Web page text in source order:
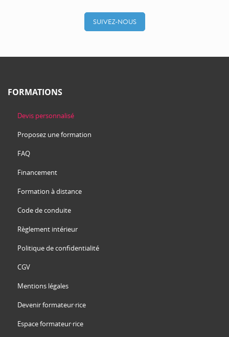
SUIVEZ-NOUS
FORMATIONS
Devis personnalisé
Proposez une formation
FAQ
Financement
Formation à distance
Code de conduite
Règlement intérieur
Politique de confidentialité
CGV
Mentions légales
Devenir formateur·rice
Espace formateur·rice